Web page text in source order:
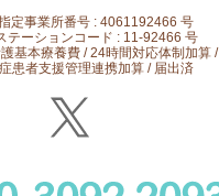
定事業所番号 : 4061192466 号
テーションコード : 11-92466 号
基本療養費 / 24時間対応体制加算 /
患者支援管理連携加算 / 届出済